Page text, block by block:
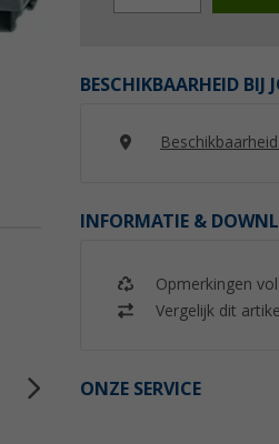
BESCHIKBAARHEID BIJ
INFORMATIE &
Opmerkingen
Vergelijk dit
ONZE SERVICE